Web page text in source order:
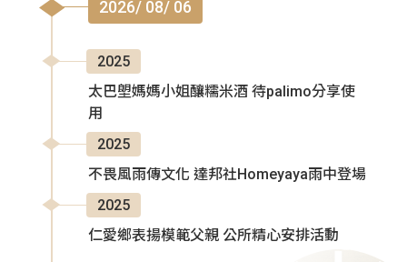
2026/ 08/ 06
2025
太巴塱媽媽小姐釀糯米酒 待palimo分享使
用
2025
不畏風雨傳文化 達邦社Homeyaya雨中登場
2025
仁愛鄉表揚模範父親 公所精心安排活動